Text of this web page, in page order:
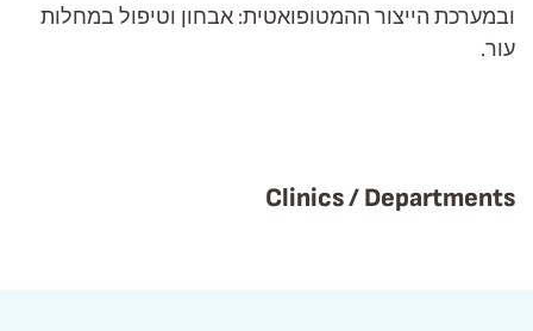
ובמערכת הייצור ההמטופואטית: אבחון וטיפול במחלות
עור.
Clinics / Departments